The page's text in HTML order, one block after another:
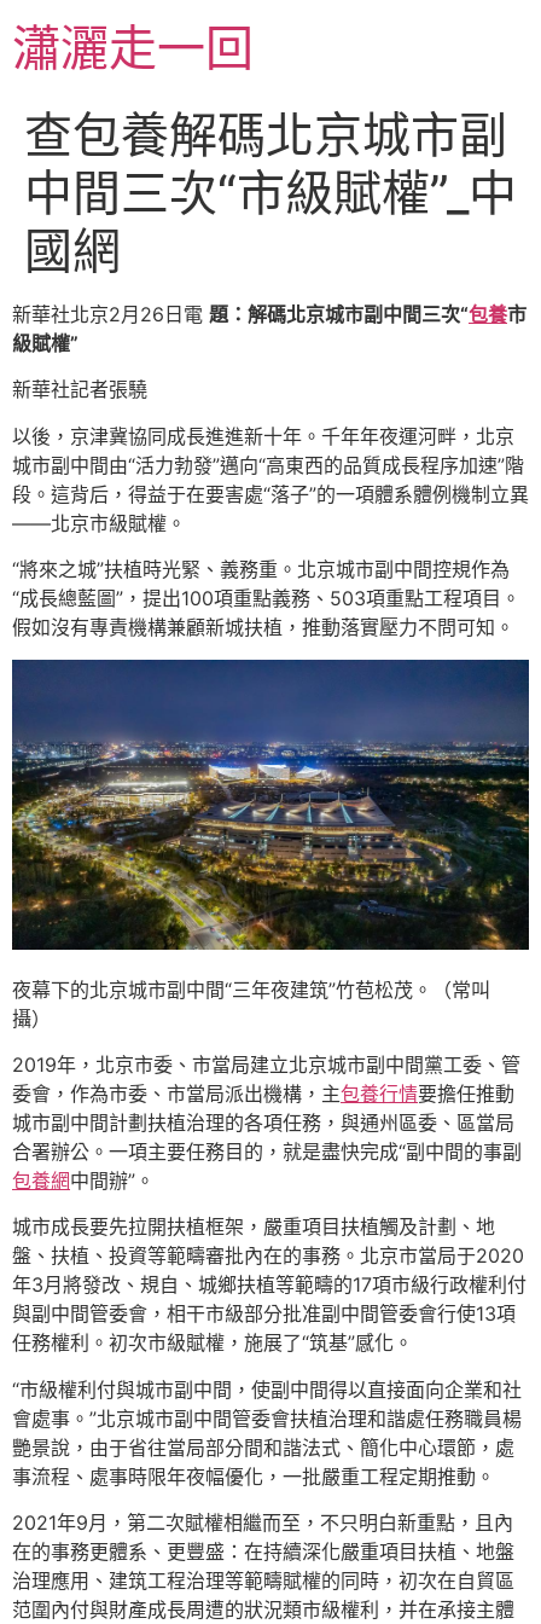
至
主瀟灑走一回
查包養解碼北京城市副
中間三次“市級賦權”_中
國網
新華社北京2月26日電 題：解碼北京城市副中間三次“包養市
級賦權”
新華社記者張驍
以後，京津冀協同成長進進新十年。千年年夜運河畔，北京
城市副中間由“活力勃發”邁向“高東西的品質成長程序加速”階
段。這背后，得益于在要害處“落子”的一項體系體例機制立異
——北京市級賦權。
“將來之城”扶植時光緊、義務重。北京城市副中間控規作為
“成長總藍圖”，提出100項重點義務、503項重點工程項目。
假如沒有專責機構兼顧新城扶植，推動落實壓力不問可知。
夜幕下的北京城市副中間“三年夜建筑”竹苞松茂。（常叫
攝）
2019年，北京市委、市當局建立北京城市副中間黨工委、管
委會，作為市委、市當局派出機構，主包養行情要擔任推動
城市副中間計劃扶植治理的各項任務，與通州區委、區當局
合署辦公。一項主要任務目的，就是盡快完成“副中間的事副
包養網中間辦”。
城市成長要先拉開扶植框架，嚴重項目扶植觸及計劃、地
盤、扶植、投資等範疇審批內在的事務。北京市當局于2020
年3月將發改、規自、城鄉扶植等範疇的17項市級行政權利付
與副中間管委會，相干市級部分批准副中間管委會行使13項
任務權利。初次市級賦權，施展了“筑基”感化。
“市級權利付與城市副中間，使副中間得以直接面向企業和社
會處事。”北京城市副中間管委會扶植治理和諧處任務職員楊
艷景說，由于省往當局部分間和諧法式、簡化中心環節，處
事流程、處事時限年夜幅優化，一批嚴重工程定期推動。
2021年9月，第二次賦權相繼而至，不只明白新重點，且內
在的事務更體系、更豐盛：在持續深化嚴重項目扶植、地盤
治理應用、建筑工程治理等範疇賦權的同時，初次在自貿區
范圍內付與財產成長周遭的狀況類市級權利，并在承接主體